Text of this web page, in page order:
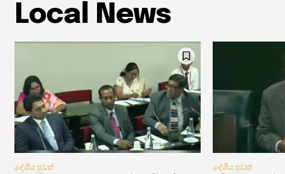
Local News
දේශීය පුවත් දේශීය පුවත්